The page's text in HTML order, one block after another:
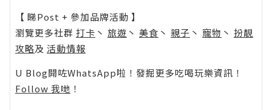
【 睇Post + 參加品牌活動 】
瀏覽更多社群 打卡 丶 旅遊 丶 美食 丶 親子 丶 寵物 丶 扮靚
攻略及 活動情報
U Blog開咗WhatsApp啦！發掘更多吃喝玩樂資訊！
Follow 我哋 ！